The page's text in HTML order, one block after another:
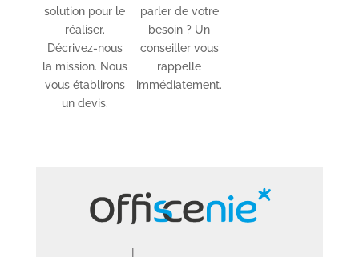
solution pour le
réaliser.
Décrivez-nous
la mission. Nous
vous établirons
un devis.
parler de votre
besoin ? Un
conseiller vous
rappelle
immédiatement.